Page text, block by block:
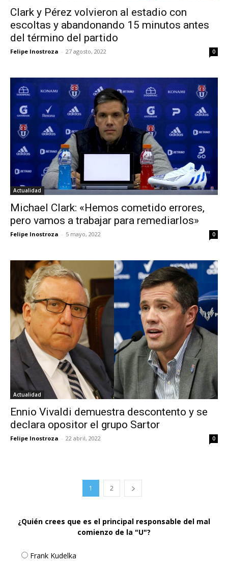
Clark y Pérez volvieron al estadio con
escoltas y abandonando 15 minutos antes
del término del partido
Felipe Inostroza - 27 agosto, 2022 0
Actualidad
Michael Clark: «Hemos cometido errores,
pero vamos a trabajar para remediarlos»
Felipe Inostroza - 5 mayo, 2022 0
Actualidad
Ennio Vivaldi demuestra descontento y se
declara opositor el grupo Sartor
Felipe Inostroza - 22 abril, 2022 0
1 2
¿Quién crees que es el principal responsable del mal
comienzo de la "U"?
Frank Kudelka